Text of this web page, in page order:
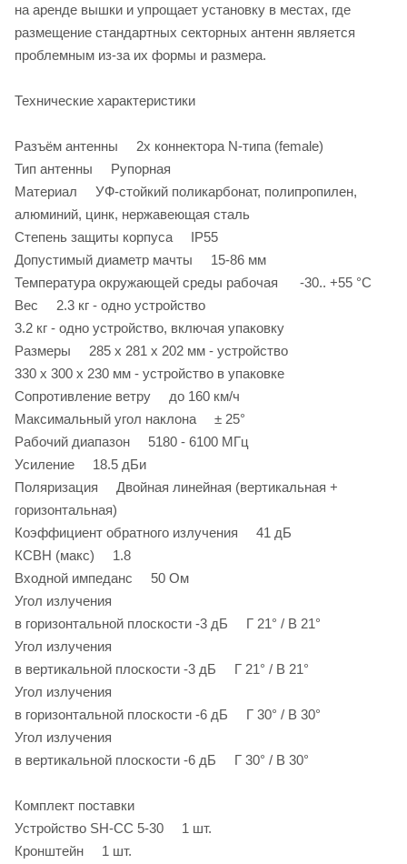
на аренде вышки и упрощает установку в местах, где
размещение стандартных секторных антенн является
проблемным из-за их формы и размера.
Технические характеристики
Разъём антенны 2x коннектора N-типа (female)
Тип антенны Рупорная
Материал УФ-стойкий поликарбонат, полипропилен,
алюминий, цинк, нержавеющая сталь
Степень защиты корпуса IP55
Допустимый диаметр мачты 15-86 мм
Температура окружающей среды рабочая -30.. +55 °C
Вес 2.3 кг - одно устройство
3.2 кг - одно устройство, включая упаковку
Размеры 285 х 281 х 202 мм - устройство
330 х 300 х 230 мм - устройство в упаковке
Сопротивление ветру до 160 км/ч
Максимальный угол наклона ± 25°
Рабочий диапазон 5180 - 6100 МГц
Усиление 18.5 дБи
Поляризация Двойная линейная (вертикальная +
горизонтальная)
Коэффициент обратного излучения 41 дБ
КСВН (макс) 1.8
Входной импеданс 50 Ом
Угол излучения
в горизонтальной плоскости -3 дБ Г 21° / В 21°
Угол излучения
в вертикальной плоскости -3 дБ Г 21° / В 21°
Угол излучения
в горизонтальной плоскости -6 дБ Г 30° / В 30°
Угол излучения
в вертикальной плоскости -6 дБ Г 30° / В 30°
Комплект поставки
Устройство SH-CC 5-30 1 шт.
Кронштейн 1 шт.